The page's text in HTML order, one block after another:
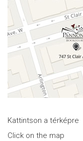
Kattintson a térképre
Click on the map